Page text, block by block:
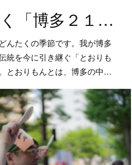
博多どんたく「博多２１の会とおりもん」参加募集！
んたくの季節です。我が博多
統を今に引き継ぐ「とおりも
とおりもんとは、博多の中…